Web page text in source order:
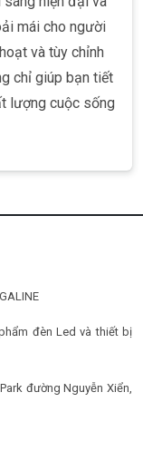
mái cho người
và tùy chỉnh
chỉ giúp bạn tiết
lượng cuộc sống
đèn Led và thiết bị
đường Nguyễn Xiển,